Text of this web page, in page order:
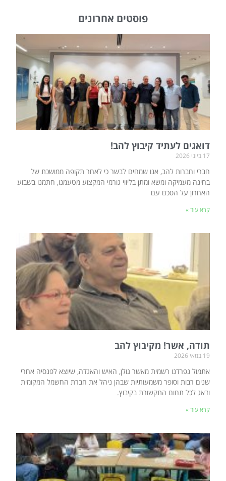
פוסטים אחרונים
דואגים לעתיד קיבוץ להב!
17 ביוני 2026
חברי וחברות להב, אנו שמחים לבשר כי לאחר תקופה ממושכת של
בחינה מעמיקה ומשא ומתן בליווי גורמי המקצוע מטעמנו, חתמנו בשבוע
האחרון על הסכם עם
קרא עוד »
תודה, אשר! מקיבוץ להב
19 במאי 2026
אתמול נפרדנו רשמית מאשר גולן, האיש והאגדה, שיוצא לפנסיה אחרי
שנים רבות וסופר משמעותיות שבהן ניהל את חברת החשמל המקומית
ודאג לכל תחום התקשורת בקיבוץ.
קרא עוד »